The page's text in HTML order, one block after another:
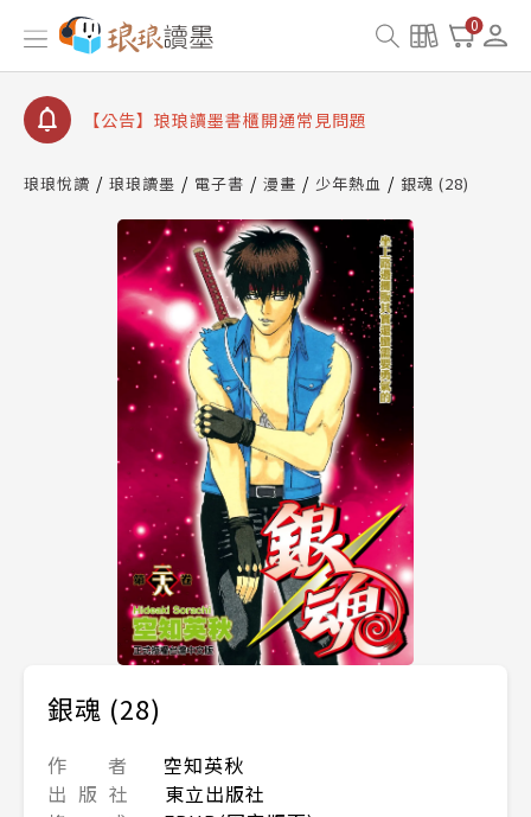
0
【公告】琅琅書店服務升級重要說明及資產合併結果
查詢
【公告】琅琅讀墨數位閱讀資產合併與書櫃開通申請
【公告】琅琅讀墨書櫃開通常見問題
請圖文教學
查詢
【公告】琅琅讀墨數位閱讀資產合併與書櫃開通申請
琅琅悅讀 琅琅讀墨 電子書 漫畫 少年熱血 銀魂 (28)
銀魂 (28)
作 者
空知英秋
出 版 社
東立出版社